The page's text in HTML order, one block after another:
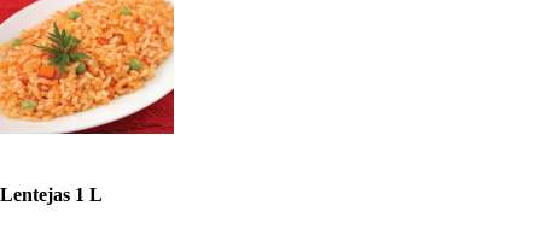
Lentejas 1 L